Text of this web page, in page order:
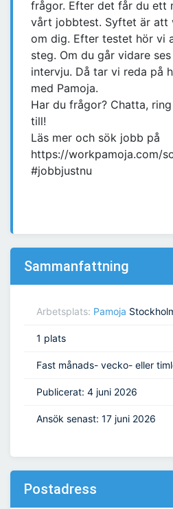
frågor. Efter det får du ett
vårt jobbtest. Syftet är att
om dig. Efter testet hör vi
steg. Om du går vidare
intervju. Då tar vi reda på
med Pamoja.
Har du frågor? Chatta,
till!
Läs mer och sök jobb på
https://workpamoja.com/
#jobbjustnu
Sammanfattning
Arbetsplats: Pamoja
1 plats
Fast månads- vecko- eller
Publicerat: 4 juni 2026
Ansök senast: 17 juni 2026
Postadress